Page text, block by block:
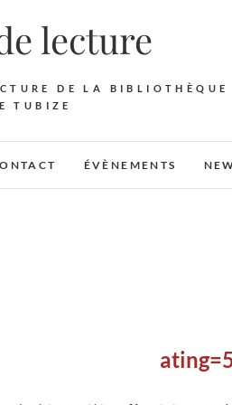
lecture
DE LA BIBLIOTHÈQUE
TUBIZE
ÉVÈNEMENTS